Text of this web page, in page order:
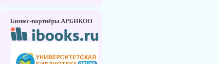
Бизнес-партнёры АРБИКОН